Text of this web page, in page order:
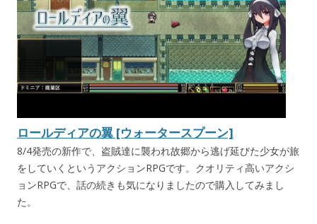
ロールディアの翼 [ウォータースプーン]
8/4発売の新作で、盗賊達に襲われ故郷から逃げ延びた少女が旅
をしていくというアクションRPGです。クオリティ高いアクシ
ョンRPGで、話の続きも気になりましたので購入してみまし
た。